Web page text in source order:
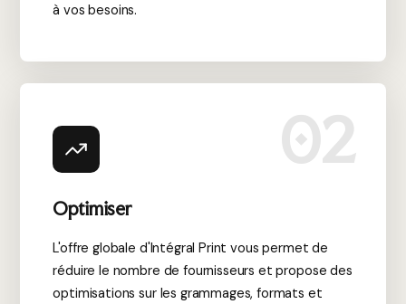
à vos besoins.
02
Optimiser
L'offre globale d'Intégral Print vous permet de
réduire le nombre de fournisseurs et propose des
optimisations sur les grammages, formats et